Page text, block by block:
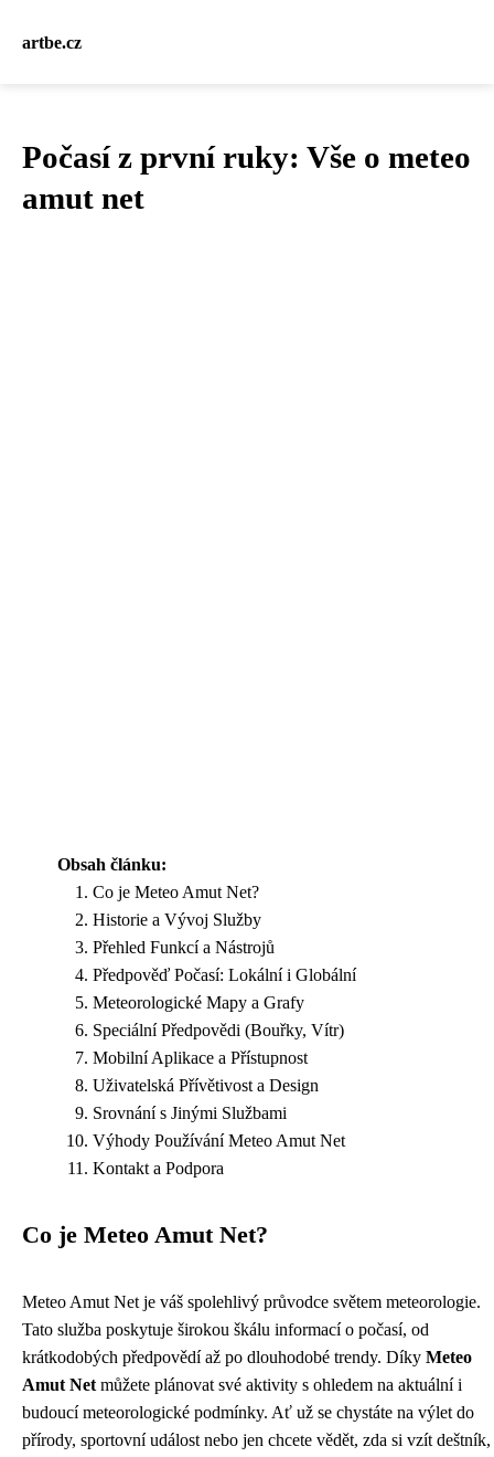
artbe.cz
Počasí z první ruky: Vše o meteo
amut net
Obsah článku:
Co je Meteo Amut Net?
Historie a Vývoj Služby
Přehled Funkcí a Nástrojů
Předpověď Počasí: Lokální i Globální
Meteorologické Mapy a Grafy
Speciální Předpovědi (Bouřky, Vítr)
Mobilní Aplikace a Přístupnost
Uživatelská Přívětivost a Design
Srovnání s Jinými Službami
Výhody Používání Meteo Amut Net
Kontakt a Podpora
Co je Meteo Amut Net?
Meteo Amut Net je váš spolehlivý průvodce světem meteorologie.
Tato služba poskytuje širokou škálu informací o počasí, od
krátkodobých předpovědí až po dlouhodobé trendy. Díky Meteo
Amut Net můžete plánovat své aktivity s ohledem na aktuální i
budoucí meteorologické podmínky. Ať už se chystáte na výlet do
přírody, sportovní událost nebo jen chcete vědět, zda si vzít deštník,